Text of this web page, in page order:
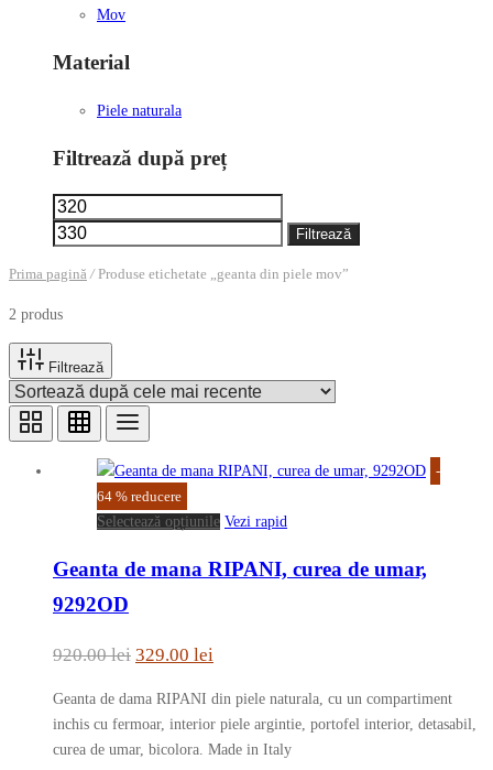
Mov
Material
Piele naturala
Filtrează după preț
Preț
minim
maxim
Filtrează
Prima pagină /Produse etichetate „geanta din piele mov”
2 produs
Filtrează
-
64 % reducere
Selectează opțiunile Acest
are
pot
fi
alese
Vezi rapid
Geanta de mana RIPANI, curea de umar,
9292OD
920.00lei Prețul
fost:
329.00 lei
este:
329.00 lei.
Geanta de dama RIPANI din piele naturala, cu un compartiment
inchis cu fermoar, interior piele argintie, portofel interior, detasabil,
curea de umar, bicolora. Made in Italy